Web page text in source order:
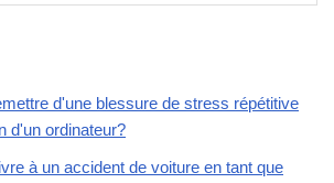
d'une blessure de stress répétitive
d'un ordinateur?
à un accident de voiture en tant que